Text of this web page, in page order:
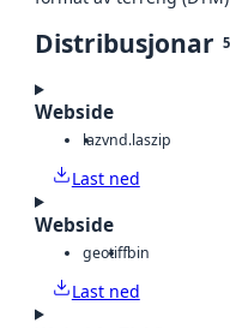
Distribusjonar 5
Webside
lazvnd.laszip
Last ned
Webside
geotiffbin
Last ned